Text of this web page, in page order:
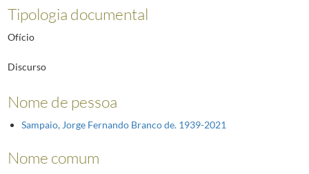
Tipologia documental
Ofício
Discurso
Nome de pessoa
Sampaio, Jorge Fernando Branco de. 1939-2021
Nome comum